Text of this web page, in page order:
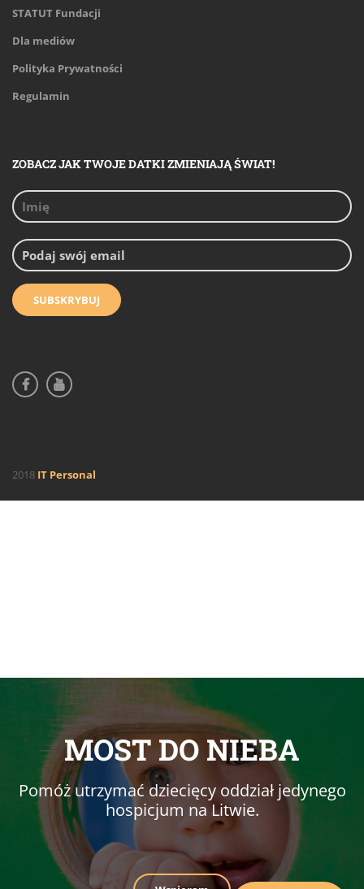
STATUT Fundacji
Dla mediów
Polityka Prywatności
Regulamin
ZOBACZ JAK TWOJE DATKI ZMIENIAJĄ ŚWIAT!
2018 IT Personal
MOST DO NIEBA
Pomóż utrzymać dziecięcy oddział jedynego
hospicjum na Litwie.